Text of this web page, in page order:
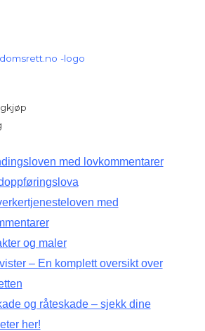
med lovkommentarer
med
og maler
– En komplett oversikt over
og råteskade – sjekk dine
her!